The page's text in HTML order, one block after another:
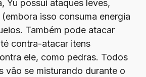
Yu possui ataques leves,
isso consuma energia
Também pode atacar
contra-atacar itens
ele, como pedras. Todos
vão se misturando durante o